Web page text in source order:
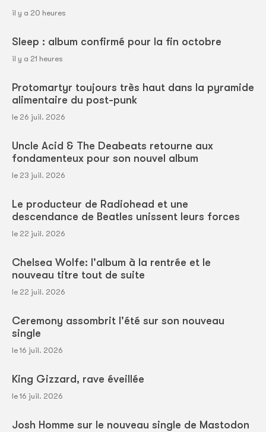
il y a 20 heures
Sleep : album confirmé pour la fin octobre
il y a 21 heures
Protomartyr toujours très haut dans la pyramide
alimentaire du post-punk
le 26 juil. 2026
Uncle Acid & The Deabeats retourne aux
fondamenteux pour son nouvel album
le 23 juil. 2026
Le producteur de Radiohead et une
descendance de Beatles unissent leurs forces
le 22 juil. 2026
Chelsea Wolfe: l'album à la rentrée et le
nouveau titre tout de suite
le 22 juil. 2026
Ceremony assombrit l'été sur son nouveau
single
le 16 juil. 2026
King Gizzard, rave éveillée
le 16 juil. 2026
Josh Homme sur le nouveau single de Mastodon